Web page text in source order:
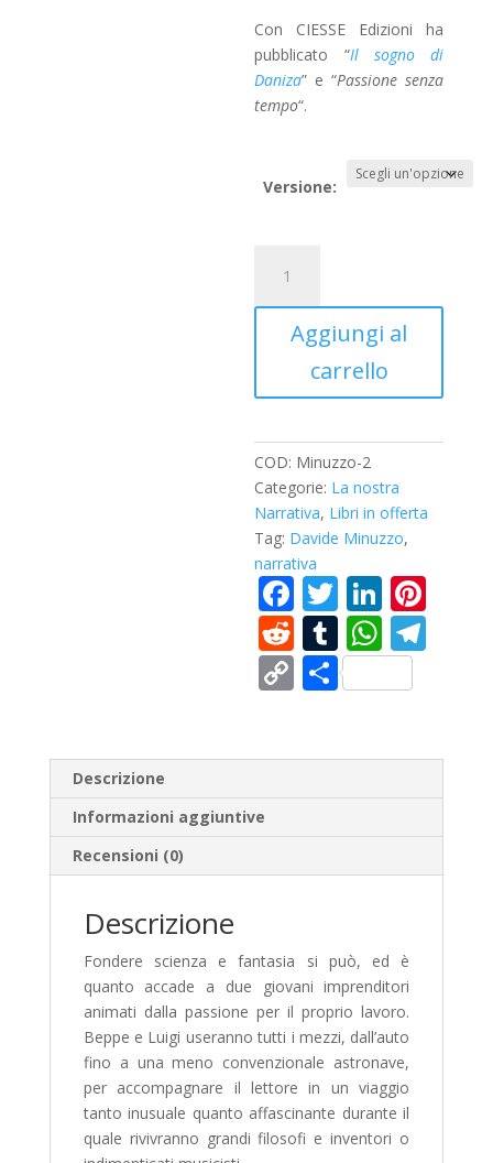
Con CIESSE Edizioni ha
pubblicato “Il sogno di
Daniza” e “Passione senza
tempo“.
Versione:
senza
tempo
quantitàAggiungi al
carrello
COD: Minuzzo-2
Categorie: La nostra
Narrativa, Libri in offerta
Tag: Davide Minuzzo,
narrativa
F
ac
e
b
o
k
T
w
itt
er
Li
n
k
e
n
R
e
d
t
T
u
m
r
W
h
at
A
p
p
a
m
C
Li
n
k
C
vi
di
Descrizione
Informazioni aggiuntive
Recensioni (0)
Descrizione
Fondere scienza e fantasia si può, ed è
quanto accade a due giovani imprenditori
animati dalla passione per il proprio lavoro.
Beppe e Luigi useranno tutti i mezzi, dall’auto
fino a una meno convenzionale astronave,
per accompagnare il lettore in un viaggio
tanto inusuale quanto affascinante durante il
quale rivivranno grandi filosofi e inventori o